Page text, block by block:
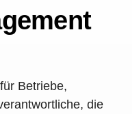
Betriebe,
die